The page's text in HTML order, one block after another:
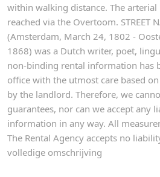
within walking distance. The
reached via the Overtoom. STREET
(Amsterdam, March 24, 1802 -
1868) was a Dutch writer, poet,
non-binding rental information has
office with the utmost care based
by the landlord. Therefore, we
guarantees, nor can we accept any
information in any way. All
The Rental Agency accepts no
volledige omschrijving